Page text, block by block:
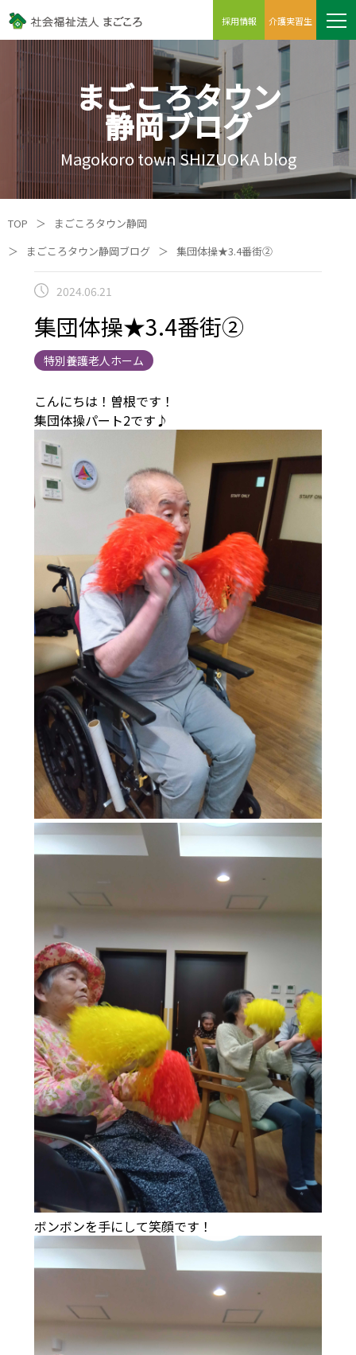
採用情報 介護実習生
まごころタウン
静岡ブログ
Magokoro town SHIZUOKA blog
TOP ＞
まごころタウン静岡
＞
まごころタウン静岡ブログ ＞ 集団体操★3.4番街②
2024.06.21
集団体操★3.4番街②
特別養護老人ホーム
こんにちは！曽根です！
集団体操パート2です♪
ボンボンを手にして笑顔です！